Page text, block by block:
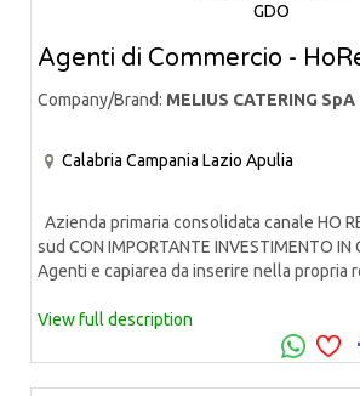
Agenti di Commercio -
Company/Brand: MELIUS CATERING SpA
Calabria Campania Lazio Apulia
Azienda primaria consolidata canale HO
sud CON IMPORTANTE INVESTIMENTO IN
Agenti e capiarea da inserire nella propria
View full description